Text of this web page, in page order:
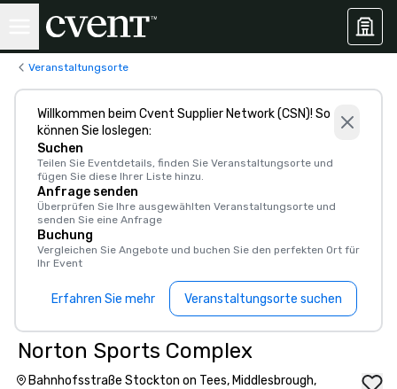
Veranstaltungsorte
Willkommen beim Cvent Supplier Network (CSN)! So
können Sie loslegen:
Suchen
Teilen Sie Eventdetails, finden Sie Veranstaltungsorte und
fügen Sie diese Ihrer Liste hinzu.
Anfrage senden
Überprüfen Sie Ihre ausgewählten Veranstaltungsorte und
senden Sie eine Anfrage
Buchung
Vergleichen Sie Angebote und buchen Sie den perfekten Ort für
Ihr Event
Erfahren Sie mehr Veranstaltungsorte suchen
Norton Sports Complex
Bahnhofsstraße Stockton on Tees, Middlesbrough,